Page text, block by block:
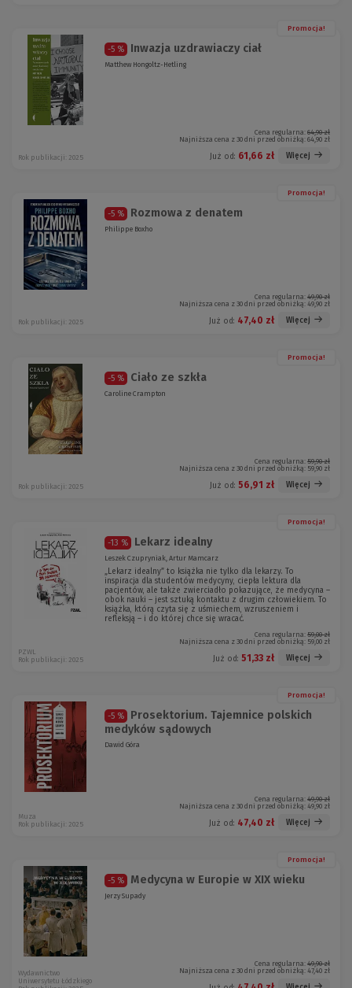
Promocja!
-5 % Inwazja uzdrawiaczy ciał
Matthew Hongoltz-Hetling
Cena regularna: 64,90 zł
Najniższa cena z 30 dni przed obniżką: 64,90 zł
Już od: 61,66 zł Więcej
Rok publikacji: 2025
Promocja!
-5 % Rozmowa z denatem
Philippe Boxho
Cena regularna: 49,90 zł
Najniższa cena z 30 dni przed obniżką: 49,90 zł
Już od: 47,40 zł Więcej
Rok publikacji: 2025
Promocja!
-5 % Ciało ze szkła
Caroline Crampton
Cena regularna: 59,90 zł
Najniższa cena z 30 dni przed obniżką: 59,90 zł
Już od: 56,91 zł Więcej
Rok publikacji: 2025
Promocja!
-13 % Lekarz idealny
Leszek Czupryniak, Artur Mamcarz
„Lekarz idealny” to książka nie tylko dla lekarzy. To
inspiracja dla studentów medycyny, ciepła lektura dla
pacjentów, ale także zwierciadło pokazujące, że medycyna –
obok nauki – jest sztuką kontaktu z drugim człowiekiem. To
książka, którą czyta się z uśmiechem, wzruszeniem i
refleksją – i do której chce się wracać.
Cena regularna: 59,00 zł
Najniższa cena z 30 dni przed obniżką: 59,00 zł
Już od: 51,33 zł Więcej
PZWL
Rok publikacji: 2025
Promocja!
-5 %
Prosektorium. Tajemnice polskich
medyków sądowych
Dawid Góra
Cena regularna: 49,90 zł
Najniższa cena z 30 dni przed obniżką: 49,90 zł
Już od: 47,40 zł Więcej
Muza
Rok publikacji: 2025
Promocja!
-5 % Medycyna w Europie w XIX wieku
Jerzy Supady
Cena regularna: 49,90 zł
Najniższa cena z 30 dni przed obniżką: 47,40 zł
Wydawnictwo
Uniwersytetu Łódzkiego